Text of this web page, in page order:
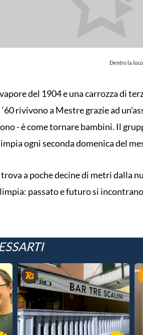
Dentro la
del 1904 e una carrozza di
rivivono a Mestre grazie ad
- è come tornare bambini. Il
ogni seconda domenica del
a poche decine di metri dalla
passato e futuro si